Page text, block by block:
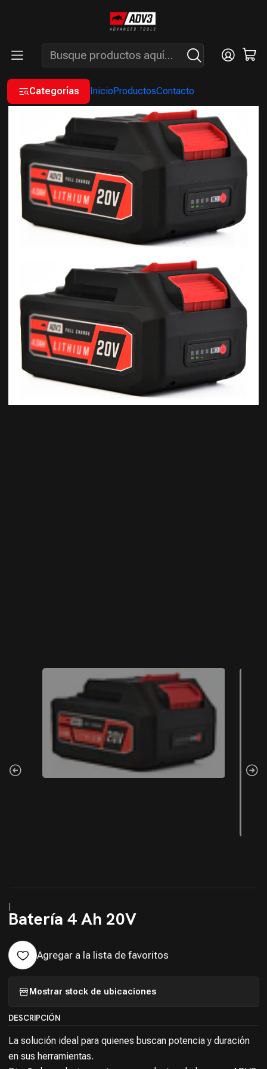
Categorías InicioProductosContacto
ENVÍOS GRATIS A PARTIR DE COMPRAS MAYORES A $200.000 -
ATENCIÓN: LUN. A VIÉ. DE 7 A 16 HS.
A BATERÍA BATERÍAS / CARGADORES Batería 4 Ah 20V
|
Batería 4 Ah 20V
Agregar a la lista de favoritos
Mostrar stock de ubicaciones
DESCRIPCIÓN
La solución ideal para quienes buscan potencia y duración
en sus herramientas.